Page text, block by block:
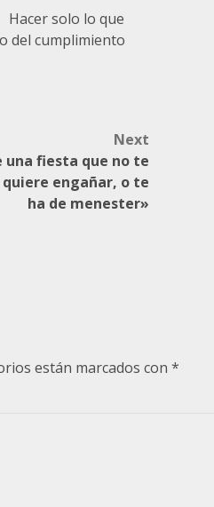
solo lo que
del cumplimiento
Next
una fiesta que no te
engañar, o te
ha de menester»
están marcados con *